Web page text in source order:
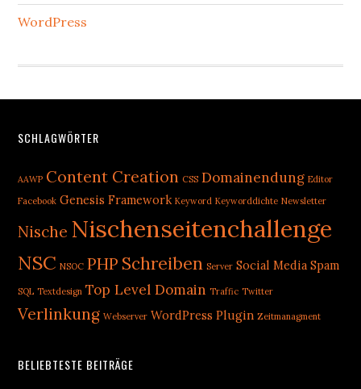
WordPress
Footer
SCHLAGWÖRTER
AAWP Content Creation CSS Domainendung Editor
Facebook Genesis Framework Keyword Keyworddichte Newsletter
Nische Nischenseitenchallenge
NSC NSOC PHP Schreiben Server Social Media Spam
SQL Textdesign Top Level Domain Traffic Twitter
Verlinkung Webserver WordPress Plugin Zeitmanagment
BELIEBTESTE BEITRÄGE